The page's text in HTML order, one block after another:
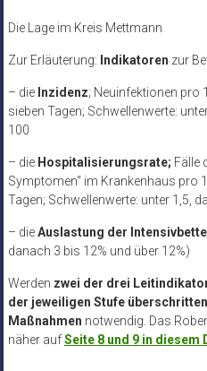
Die Lage im Kreis Mettmann
Zur Erläuterung: Indikatoren zur
– die Inzidenz; Neuinfektionen pro
sieben Tagen; Schwellenwerte:
100
– die Hospitalisierungsrate; Fälle
Symptomen“ im Krankenhaus pro
Tagen; Schwellenwerte: unter 1,5,
– dieAuslastung der
danach 3 bis 12% und über 12%)
Werden zwei der drei
der jeweiligen Stufe überschritten
Maßnahmen notwendig. Das
näher aufSeite 8 und 9 in diesem